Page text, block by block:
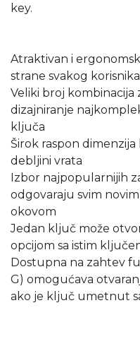
key.
Atraktivan i
strane svakog korisnika
Veliki broj
dizajniranje
ključa
Širok raspon
debljini vrata
Izbor najpopularnijih
odgovaraju svim
okovom
Jedan ključ može
opcijom sa istim
Dostupna na zahtev
G) omogućava
ako je ključ umetnut